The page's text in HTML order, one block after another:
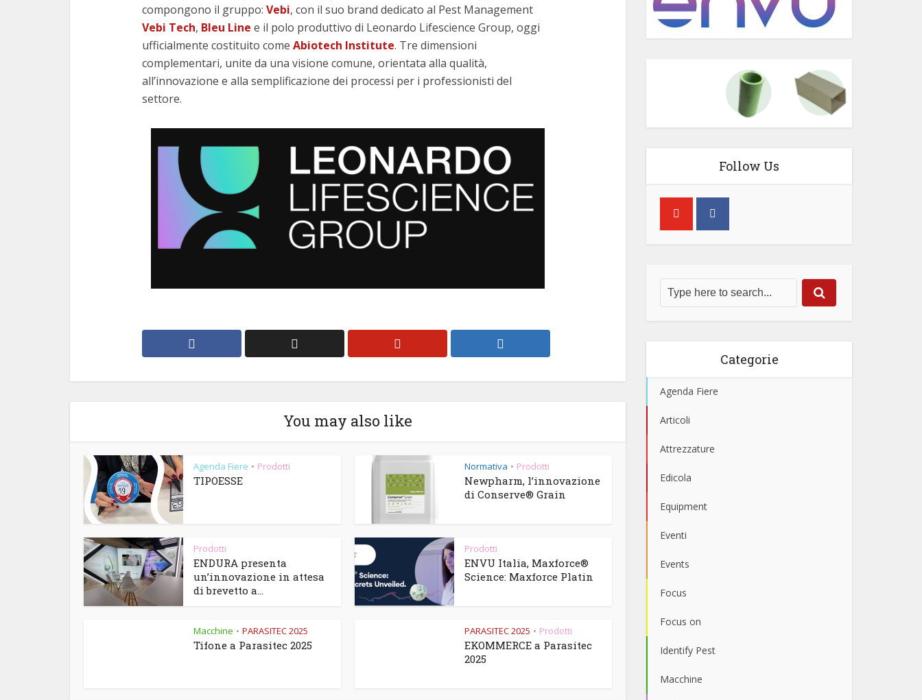
compongono il gruppo: Vebi, con il suo brand dedicato al Pest Management
Vebi Tech, Bleu Line e il polo produttivo di Leonardo Lifescience Group, oggi
ufficialmente costituito come Abiotech Institute. Tre dimensioni
complementari, unite da una visione comune, orientata alla qualità,
all’innovazione e alla semplificazione dei processi per i professionisti del
settore.
You may also like
Agenda Fiere • Prodotti
TIPOESSE
Normativa • Prodotti
Newpharm, l’innovazione
di Conserve® Grain
Prodotti
ENDURA presenta
un’innovazione in attesa
di brevetto a...
Prodotti
ENVU Italia, Maxforce®
Science: Maxforce Platin
Macchine • PARASITEC 2025
Tifone a Parasitec 2025
PARASITEC 2025 • Prodotti
EKOMMERCE a Parasitec
2025
Follow Us
Categorie
Agenda Fiere
Articoli
Attrezzature
Edicola
Equipment
Eventi
Events
Focus
Focus on
Identify Pest
Macchine